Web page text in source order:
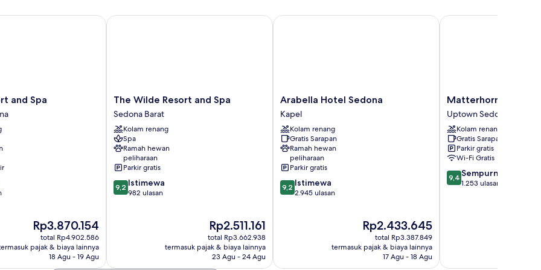
and Spa
Harga
sekarang
Rp3.870.154
Rp3.870.154
total Rp4.902.586
pajak & biaya lainnya
18 Agu - 19 Agu
Spa
The
Wilde
Resort
and
Spa
Sedona
Barat
The Wilde Resort and Spa
Sedona Barat
Kolam renang
Spa
Ramah hewan
peliharaan
Parkir gratis
9.2
dari
9,2 Istimewa
982 ulasan
Harga
sekarang
Rp2.511.161
Rp2.511.161
total Rp3.662.938
termasuk pajak & biaya lainnya
23 Agu - 24 Agu
The Wilde Resort and Spa
Arabella
Hotel
Sedona
Kapel
Arabella Hotel Sedona
Kapel
Kolam renang
Gratis Sarapan
Ramah hewan
peliharaan
Parkir gratis
9.2
dari
9,2 Istimewa
2.945 ulasan
Harga
sekarang
Rp2.433.645
Rp2.433.645
total Rp3.387.849
termasuk pajak & biaya lainnya
17 Agu - 18 Agu
Arabella Hotel Sedona
Matterhorn
Inn
Uptown
Sedona
Matterhorn Inn
Uptown Sedona
Kolam renang
Gratis Sarapan
Parkir gratis
Wi-Fi Gratis
9.4
dari
9,4 Sempurna
1.253 ulasan
Matterhorn Inn